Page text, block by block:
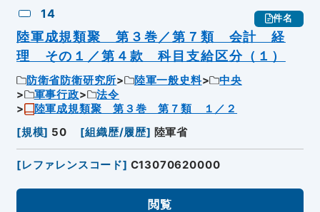
14 件名
陸軍成規類聚 第３巻／第７類 会計 経
理 その１／第４款 科目支給区分（１）
防衛省防衛研究所 陸軍一般史料
中央
軍事行政
法令
陸軍成規類聚 第３巻 第７類 １／２
[規模] 50 [組織歴/履歴] 陸軍省
[レファレンスコード] C13070620000
閲覧